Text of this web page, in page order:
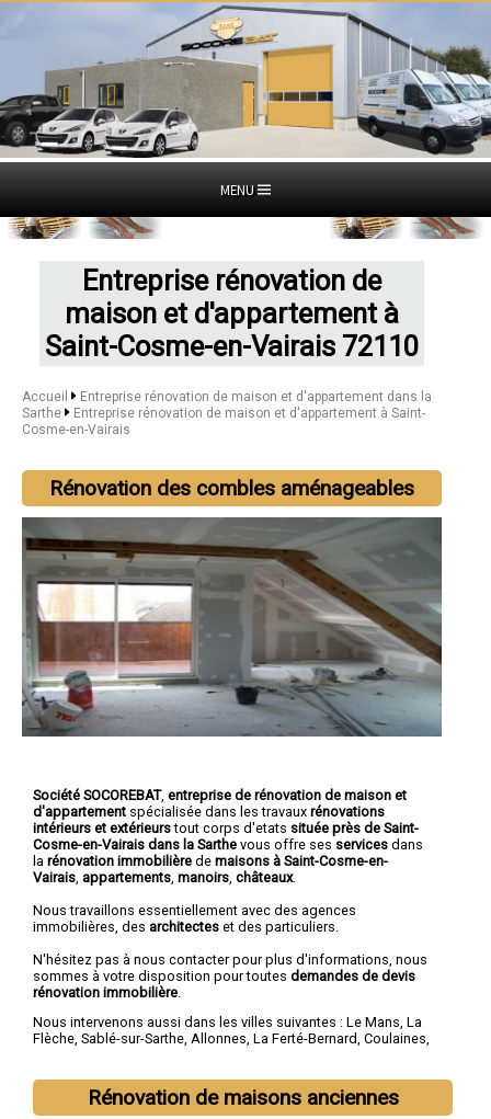
MENU
Entreprise rénovation de
maison et d'appartement à
Saint-Cosme-en-Vairais 72110
Accueil
Entreprise rénovation de maison et d'appartement dans la
Sarthe
Entreprise rénovation de maison et d'appartement à Saint-
Cosme-en-Vairais
Rénovation des combles aménageables
Société SOCOREBAT, entreprise de rénovation de maison et
d'appartement spécialisée dans les travaux rénovations
intérieurs et extérieurstout corps d'etats située près de Saint-
Cosme-en-Vairais dans la Sarthe vous offre ses services dans
la rénovation immobilière de maisons à Saint-Cosme-en-
Vairais appartements manoirs châteaux.
Nous travaillons essentiellement avec des agences
immobilières, des architectes et des particuliers.
N'hésitez pas à nous contacter pour plus d'informations, nous
sommes à votre disposition pour toutes demandes de devis
rénovation immobilière
Nous intervenons aussi dans les villes suivantes : Le Mans, La
Flèche, Sablé-sur-Sarthe, Allonnes, La Ferté-Bernard, Coulaines,
Rénovation de maisons anciennes